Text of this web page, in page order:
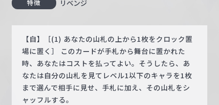
特徴 リベンジ
【自】［(1) あなたの山札の上から1枚をクロック置
場に置く］ このカードが手札から舞台に置かれた
時、あなたはコストを払ってよい。そうしたら、あ
なたは自分の山札を見てレベル1以下のキャラを1枚
まで選んで相手に見せ、手札に加え、その山札をシ
ャッフルする。